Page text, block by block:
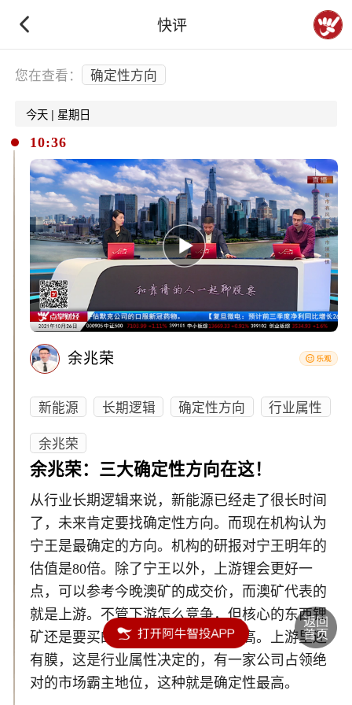
快评
下拉刷新
您在查看： 确定性方向
今天 | 星期日
10:36
余兆荣
新能源 长期逻辑 确定性方向
行业属性
余兆荣
余兆荣：三大确定性方向在这！
从行业长期逻辑来说，新能源已经走了很长时间
了，未来肯定要找确定性方向。而现在机构认为
宁王是最确定的方向。机构的研报对宁王明年的
估值是80倍。除了宁王以外，上游锂会更好一
点，可以参考今晚澳矿的成交价，而澳矿代表的
就是上游。不管下游怎么竞争，但核心的东西锂
矿还是要买的，所以矿的确定性最高。上游里还
有膜，这是行业属性决定的，有一家公司占领绝
对的市场霸主地位，这种就是确定性最高。